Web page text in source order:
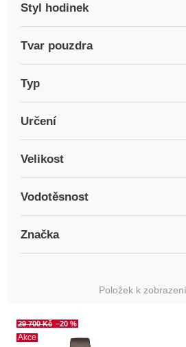
Styl hodinek
Tvar pouzdra
Typ
Určení
Velikost
Vodotěsnost
Značka
Položek k
Akce
29 700 Kč –20 %